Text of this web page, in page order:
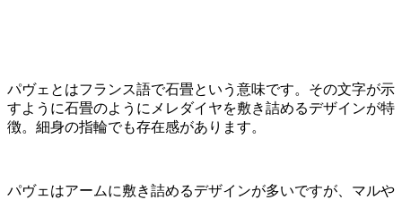
パヴェとはフランス語で石畳という意味です。その文字が示
すように石畳のようにメレダイヤを敷き詰めるデザインが特
徴。細身の指輪でも存在感があります。
パヴェはアームに敷き詰めるデザインが多いですが、マルや